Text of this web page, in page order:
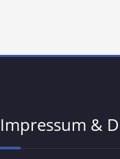
Impressum &